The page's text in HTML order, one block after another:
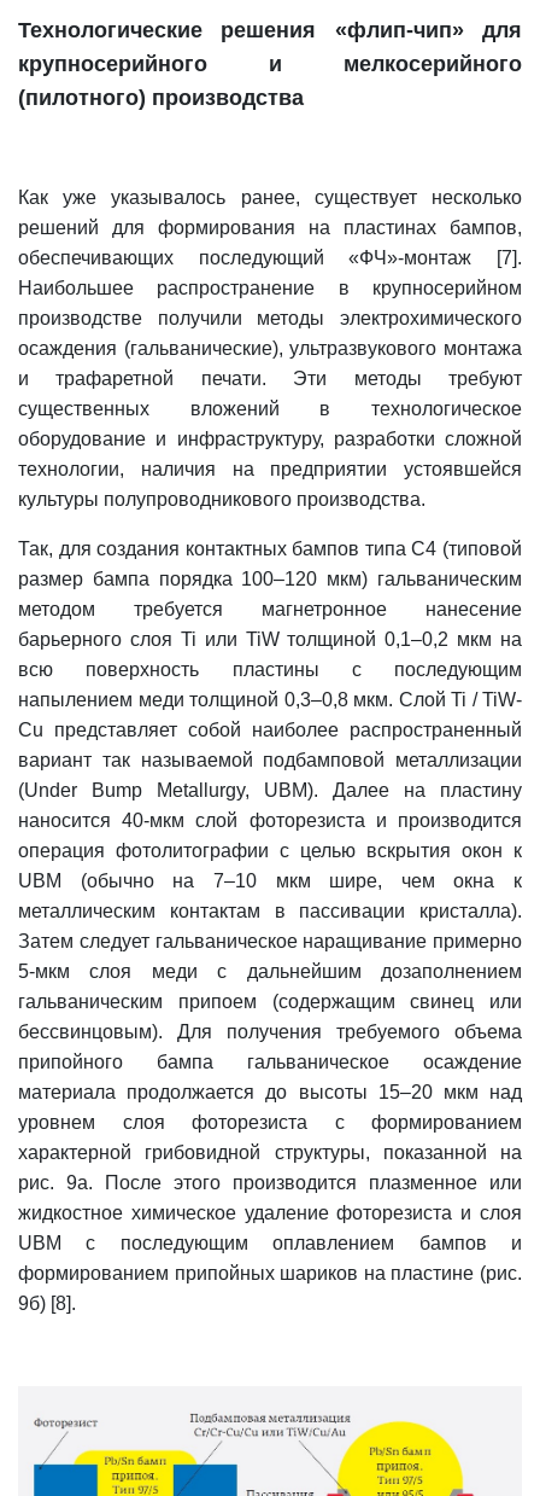
Технологические решения «флип-чип» для
крупносерийного и мелкосерийного
(пилотного) производства
Как уже указывалось ранее, существует несколько
решений для формирования на пластинах бампов,
обеспечивающих последующий «ФЧ»-монтаж [7].
Наибольшее распространение в крупносерийном
производстве получили методы электрохимического
осаждения (гальванические), ультразвукового монтажа
и трафаретной печати. Эти методы требуют
существенных вложений в технологическое
оборудование и инфраструктуру, разработки сложной
технологии, наличия на предприятии устоявшейся
культуры полупроводникового производства.
Так, для создания контактных бампов типа С4 (типовой
размер бампа порядка 100–120 мкм) гальваническим
методом требуется магнетронное нанесение
барьерного слоя Ti или TiW толщиной 0,1–0,2 мкм на
всю поверхность пластины с последующим
напылением меди толщиной 0,3–0,8 мкм. Слой Ti / TiW-
Cu представляет собой наиболее распространенный
вариант так называемой подбамповой металлизации
(Under Bump Metallurgy, UBM). Далее на пластину
наносится 40-мкм слой фоторезиста и производится
операция фотолитографии с целью вскрытия окон к
UBM (обычно на 7–10 мкм шире, чем окна к
металлическим контактам в пассивации кристалла).
Затем следует гальваническое наращивание примерно
5-мкм слоя меди с дальнейшим дозаполнением
гальваническим припоем (содержащим свинец или
бессвинцовым). Для получения требуемого объема
припойного бампа гальваническое осаждение
материала продолжается до высоты 15–20 мкм над
уровнем слоя фоторезиста с формированием
характерной грибовидной структуры, показанной на
рис. 9a. После этого производится плазменное или
жидкостное химическое удаление фоторезиста и слоя
UBM с последующим оплавлением бампов и
формированием припойных шариков на пластине (рис.
9б) [8].